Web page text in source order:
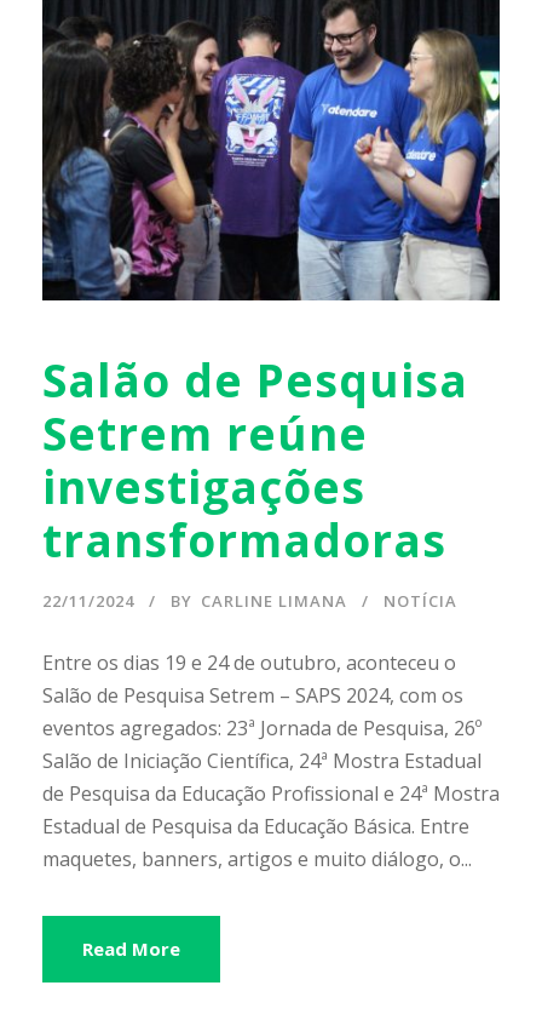
Salão de Pesquisa
Setrem reúne
investigações
transformadoras
22/11/2024 BY CARLINE LIMANA NOTÍCIA
Entre os dias 19 e 24 de outubro, aconteceu o
Salão de Pesquisa Setrem – SAPS 2024, com os
eventos agregados: 23ª Jornada de Pesquisa, 26º
Salão de Iniciação Científica, 24ª Mostra Estadual
de Pesquisa da Educação Profissional e 24ª Mostra
Estadual de Pesquisa da Educação Básica. Entre
maquetes, banners, artigos e muito diálogo, o...
Read More